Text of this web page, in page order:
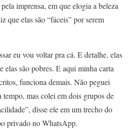
imprensa, em que elogia a beleza
que elas são “fáceis” por serem
eu vou voltar pra cá. E detalhe, elas
elas são pobres. E aqui minha carta
funciona demais. Não peguei
mas colei em dois grupos de
disse ele em um trecho do
privado no WhatsApp.